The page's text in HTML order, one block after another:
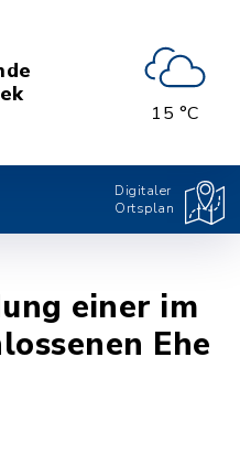
15 °C
Digitaler
Ortsplan
einer im
Ehe